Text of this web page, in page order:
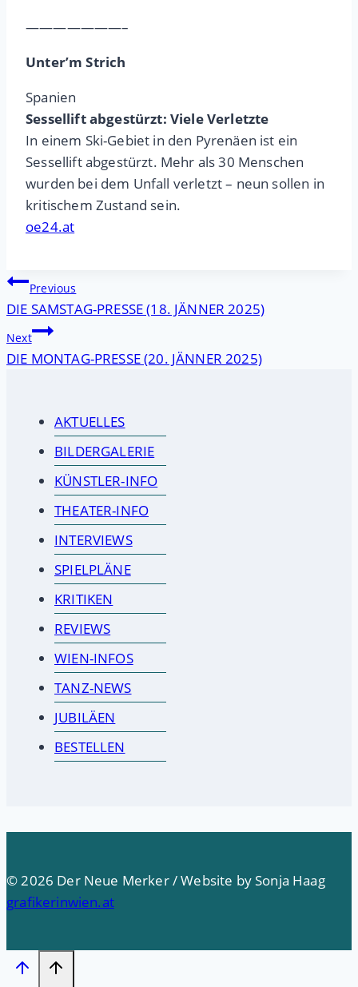
———————–
Unter’m Strich
Spanien
Sessellift abgestürzt: Viele Verletzte
In einem Ski-Gebiet in den Pyrenäen ist ein
Sessellift abgestürzt. Mehr als 30 Menschen
wurden bei dem Unfall verletzt – neun sollen in
kritischem Zustand sein.
oe24.at
Beitragsnavigation
Previous
DIE SAMSTAG-PRESSE (18. JÄNNER 2025)
Next
DIE MONTAG-PRESSE (20. JÄNNER 2025)
AKTUELLES
BILDERGALERIE
KÜNSTLER-INFO
THEATER-INFO
INTERVIEWS
SPIELPLÄNE
KRITIKEN
REVIEWS
WIEN-INFOS
TANZ-NEWS
JUBILÄEN
BESTELLEN
© 2026 Der Neue Merker / Website by Sonja Haag
grafikerinwien.at